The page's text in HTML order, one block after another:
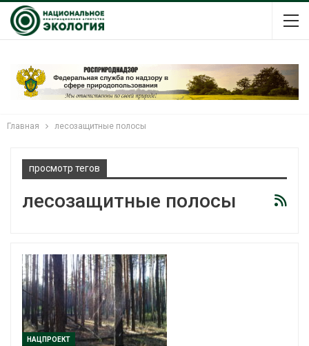
Главная лесозащитные полосы
просмотр тегов
лесозащитные полосы
НАЦПРОЕКТ